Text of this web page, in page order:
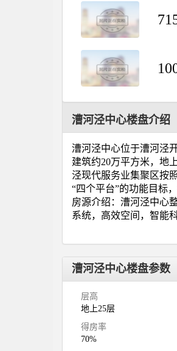
漕河泾中心楼盘介绍
漕河泾中心位于漕河泾
建筑约20万平方米，地
泾现代服务业集聚区按
“四个平台”的功能目标
房源介绍：漕河泾中心
系统，高效空间，智能
漕河泾中心楼盘参数
层高
地上25层
得房率
70%